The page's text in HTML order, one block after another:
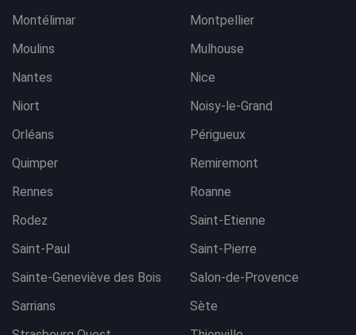
Montélimar
Montpellier
Moulins
Mulhouse
Nantes
Nice
Niort
Noisy-le-Grand
Orléans
Périgueux
Quimper
Remiremont
Rennes
Roanne
Rodez
Saint-Etienne
Saint-Paul
Saint-Pierre
Sainte-Geneviève des Bois
Salon-de-Provence
Sarrians
Sète